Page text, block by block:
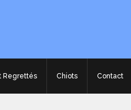
Regrettés Chiots Contact